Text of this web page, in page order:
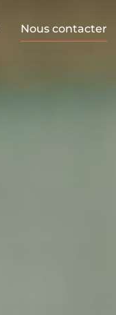
Nous contacter